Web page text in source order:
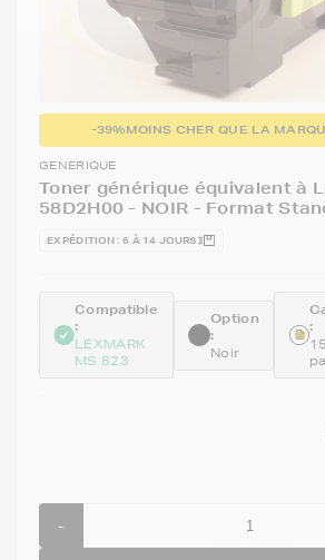
-39%MOINS CHER QUE LA
GENERIQUE
Toner générique équivalent à
58D2H00 - NOIR - Format
EXPÉDITION : 6 À 14 JOURS
Compatible
:
LEXMARK
MS 823
Option
:
Noir
:
-